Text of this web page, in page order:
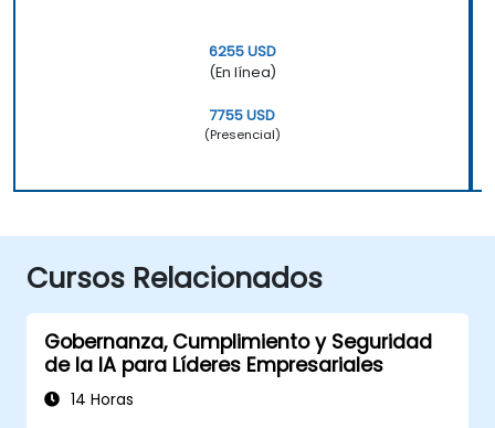
6255 USD
(En línea)
7755 USD
(Presencial)
Cursos Relacionados
Gobernanza, Cumplimiento y Seguridad
de la IA para Líderes Empresariales
14 Horas